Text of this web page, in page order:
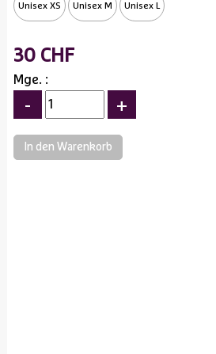
Unisex XS Unisex M Unisex L
30 CHF
Mge. :
- +